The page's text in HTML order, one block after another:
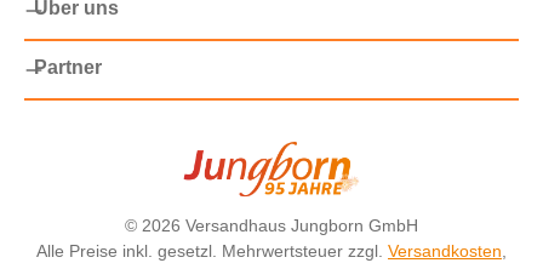
Über uns
Partner
© 2026 Versandhaus Jungborn GmbH
Alle Preise inkl. gesetzl. Mehrwertsteuer zzgl. Versandkosten,